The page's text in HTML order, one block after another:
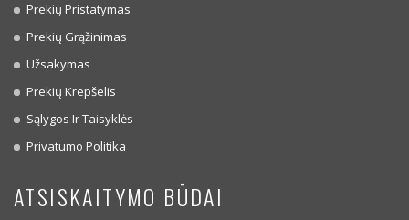
Prekių Pristatymas
Prekių Grąžinimas
Užsakymas
Prekių Krepšelis
Sąlygos Ir Taisyklės
Privatumo Politika
ATSISKAITYMO BŪDAI